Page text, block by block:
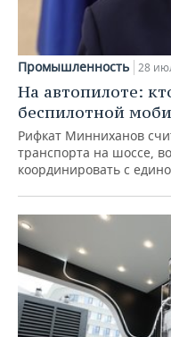
Промышленность 28
На автопилоте:
беспилотной
Рифкат Минниханов
транспорта на шоссе,
координировать с